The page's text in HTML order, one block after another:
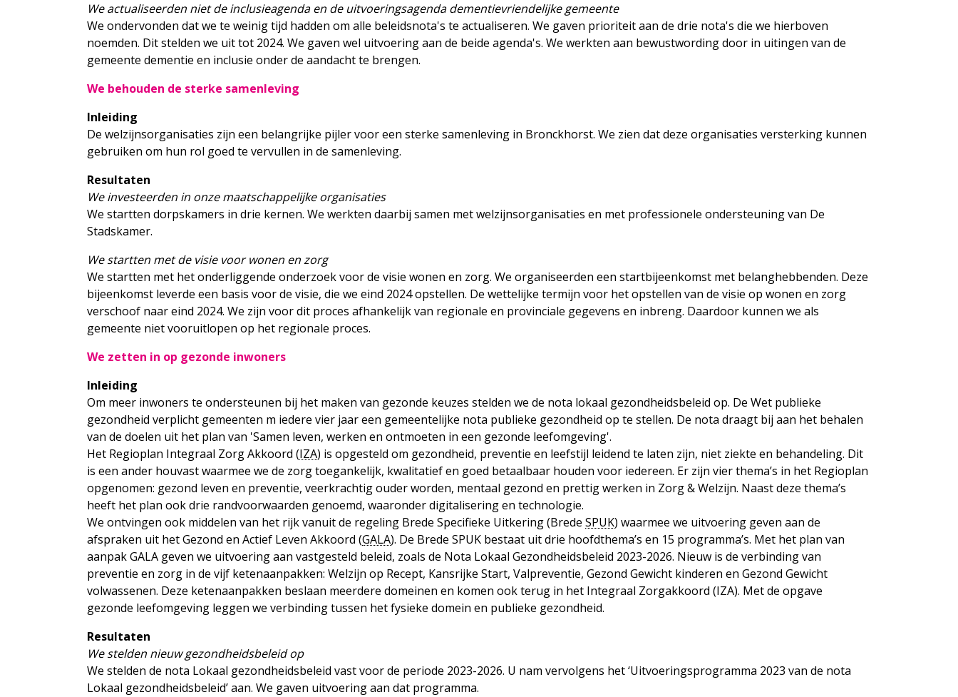
We actualiseerden niet de inclusieagenda en de uitvoeringsagenda dementievriendelijke gemeente
We ondervonden dat we te weinig tijd hadden om alle beleidsnota's te actualiseren. We gaven prioriteit aan de drie nota's die we hierboven
noemden. Dit stelden we uit tot 2024. We gaven wel uitvoering aan de beide agenda's. We werkten aan bewustwording door in uitingen van de
gemeente dementie en inclusie onder de aandacht te brengen.
We behouden de sterke samenleving
Inleiding
De welzijnsorganisaties zijn een belangrijke pijler voor een sterke samenleving in Bronckhorst. We zien dat deze organisaties versterking kunnen
gebruiken om hun rol goed te vervullen in de samenleving.
Resultaten
We investeerden in onze maatschappelijke organisaties
We startten dorpskamers in drie kernen. We werkten daarbij samen met welzijnsorganisaties en met professionele ondersteuning van De
Stadskamer.
We startten met de visie voor wonen en zorg
We startten met het onderliggende onderzoek voor de visie wonen en zorg. We organiseerden een startbijeenkomst met belanghebbenden. Deze
bijeenkomst leverde een basis voor de visie, die we eind 2024 opstellen. De wettelijke termijn voor het opstellen van de visie op wonen en zorg
verschoof naar eind 2024. We zijn voor dit proces afhankelijk van regionale en provinciale gegevens en inbreng. Daardoor kunnen we als
gemeente niet vooruitlopen op het regionale proces.
We zetten in op gezonde inwoners
Inleiding
Om meer inwoners te ondersteunen bij het maken van gezonde keuzes stelden we de nota lokaal gezondheidsbeleid op. De Wet publieke
gezondheid verplicht gemeenten m iedere vier jaar een gemeentelijke nota publieke gezondheid op te stellen. De nota draagt bij aan het behalen
van de doelen uit het plan van 'Samen leven, werken en ontmoeten in een gezonde leefomgeving'.
Het Regioplan Integraal Zorg Akkoord (IZA) is opgesteld om gezondheid, preventie en leefstijl leidend te laten zijn, niet ziekte en behandeling. Dit
is een ander houvast waarmee we de zorg toegankelijk, kwalitatief en goed betaalbaar houden voor iedereen. Er zijn vier thema’s in het Regioplan
opgenomen: gezond leven en preventie, veerkrachtig ouder worden, mentaal gezond en prettig werken in Zorg & Welzijn. Naast deze thema’s
heeft het plan ook drie randvoorwaarden genoemd, waaronder digitalisering en technologie.
We ontvingen ook middelen van het rijk vanuit de regeling Brede Specifieke Uitkering (Brede SPUK) waarmee we uitvoering geven aan de
afspraken uit het Gezond en Actief Leven Akkoord (GALA). De Brede SPUK bestaat uit drie hoofdthema’s en 15 programma’s. Met het plan van
aanpak GALA geven we uitvoering aan vastgesteld beleid, zoals de Nota Lokaal Gezondheidsbeleid 2023-2026. Nieuw is de verbinding van
preventie en zorg in de vijf ketenaanpakken: Welzijn op Recept, Kansrijke Start, Valpreventie, Gezond Gewicht kinderen en Gezond Gewicht
volwassenen. Deze ketenaanpakken beslaan meerdere domeinen en komen ook terug in het Integraal Zorgakkoord (IZA). Met de opgave
gezonde leefomgeving leggen we verbinding tussen het fysieke domein en publieke gezondheid.
Resultaten
We stelden nieuw gezondheidsbeleid op
We stelden de nota Lokaal gezondheidsbeleid vast voor de periode 2023-2026. U nam vervolgens het ‘Uitvoeringsprogramma 2023 van de nota
Lokaal gezondheidsbeleid’ aan. We gaven uitvoering aan dat programma.